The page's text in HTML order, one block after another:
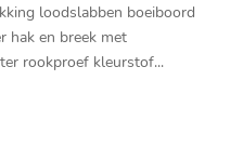
loodslabben boeiboord
hak en breek met
rookproef kleurstof...